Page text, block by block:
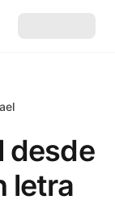
desde
letra